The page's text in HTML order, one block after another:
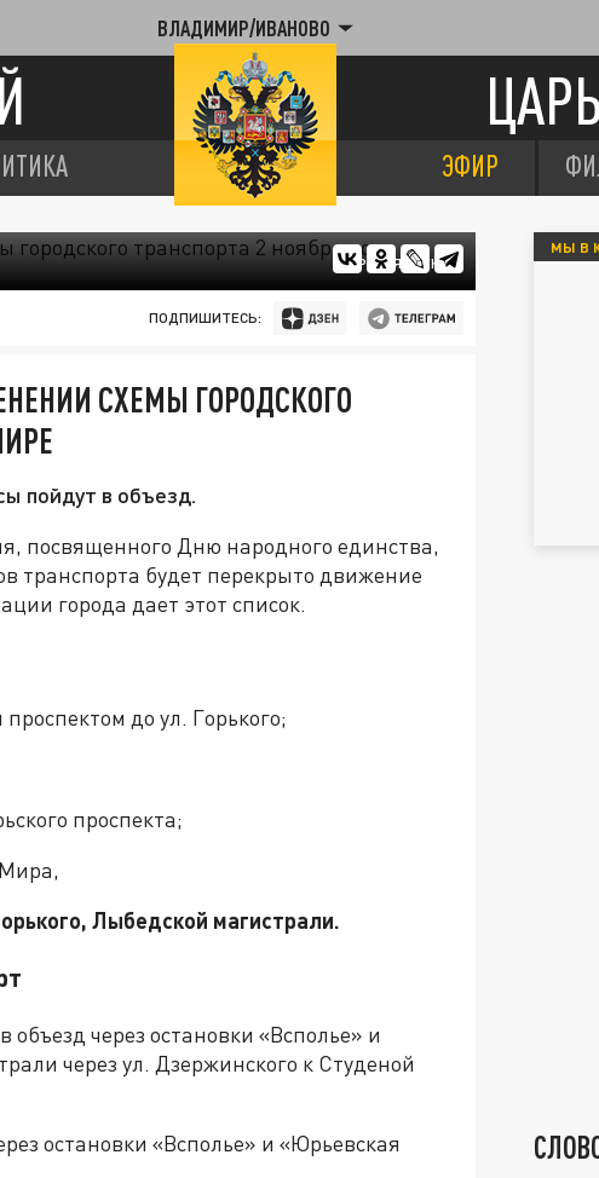
ВЛАДИМИР/ИВАНОВО
ЭФИР
КАРТЫ ЯНДЕКС.
ПОДПИШИТЕСЬ:
СХЕМЫ ГОРОДСКОГО
пойдут в объезд.
посвященного Дню народного единства,
транспорта будет перекрыто движение
города дает этот список.
до ул. Горького;
проспекта;
Лыбедской магистрали.
через остановки «Всполье» и
через ул. Дзержинского к Студеной
остановки «Всполье» и «Юрьевская
МЫ В